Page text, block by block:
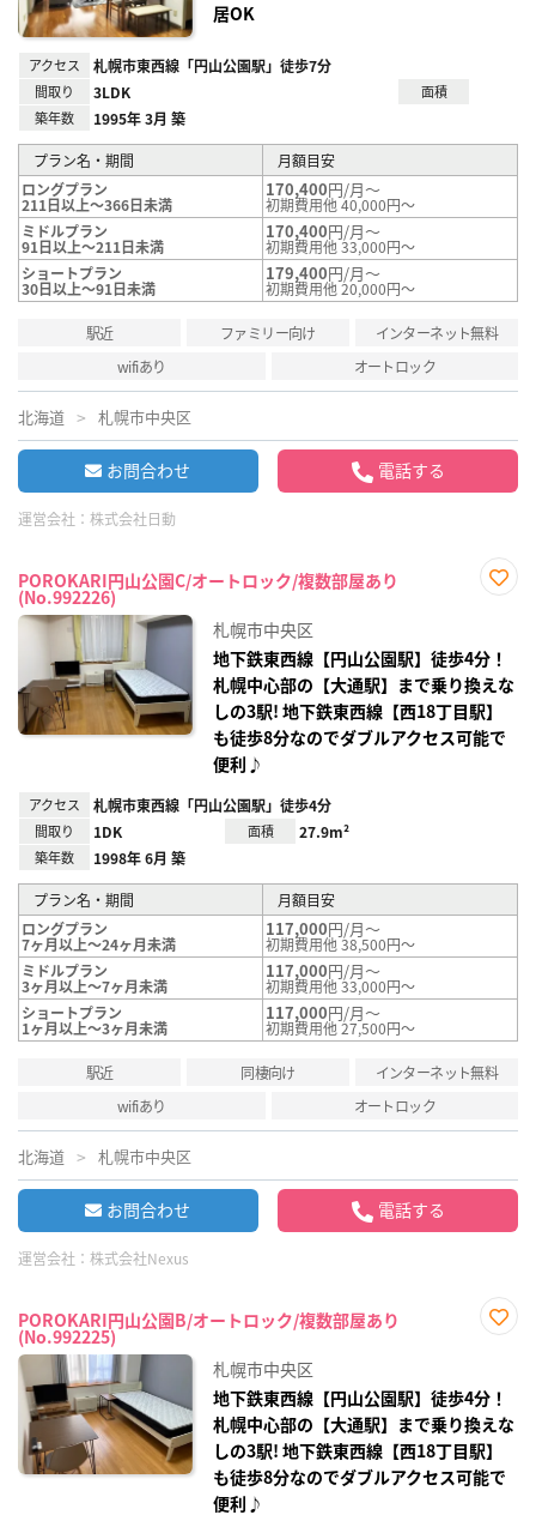
居OK
アクセス 札幌市東西線「円山公園駅」徒歩7分
間取り 3LDK
面積
築年数
1995年 3月 築
プラン名・期間
月額目安
ロングプラン
211日以上～366日未満
170,400円/月～
初期費用他 40,000円～
ミドルプラン
91日以上～211日未満
170,400円/月～
初期費用他 33,000円～
ショートプラン
30日以上～91日未満
179,400円/月～
初期費用他 20,000円～
駅近 ファミリー向け
インターネット無料
wifiあり
オートロック
北海道 札幌市中央区
お問合わせ 電話する
運営会社： 株式会社日動
POROKARI円山公園C/オートロック/複数部屋あり
(No.992226)
録
札幌市中央区
地下鉄東西線【円山公園駅】徒歩4分！
札幌中心部の【大通駅】まで乗り換えな
しの3駅! 地下鉄東西線【西18丁目駅】
も徒歩8分なのでダブルアクセス可能で
便利♪
アクセス 札幌市東西線「円山公園駅」徒歩4分
間取り 1DK 面積 27.9m²
築年数 1998年 6月 築
プラン名・期間
月額目安
ロングプラン
7ヶ月以上～24ヶ月未満
117,000円/月～
初期費用他 38,500円～
ミドルプラン
3ヶ月以上～7ヶ月未満
117,000円/月～
初期費用他 33,000円～
ショートプラン
1ヶ月以上～3ヶ月未満
117,000円/月～
初期費用他 27,500円～
駅近 同棲向け
インターネット無料
wifiあり
オートロック
北海道 札幌市中央区
お問合わせ 電話する
運営会社： 株式会社Nexus
POROKARI円山公園B/オートロック/複数部屋あり
(No.992225)
録
札幌市中央区
地下鉄東西線【円山公園駅】徒歩4分！
札幌中心部の【大通駅】まで乗り換えな
しの3駅! 地下鉄東西線【西18丁目駅】
も徒歩8分なのでダブルアクセス可能で
便利♪